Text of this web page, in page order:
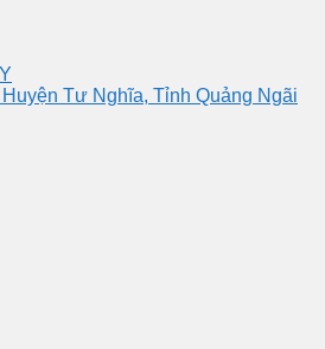
Tư Nghĩa, Tỉnh Quảng Ngãi